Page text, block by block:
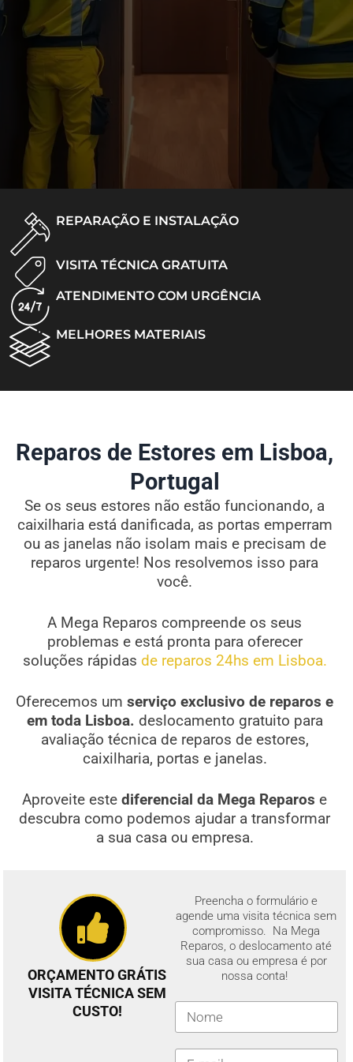
REPARAÇÃO E INSTALAÇÃO
VISITA TÉCNICA GRATUITA
ATENDIMENTO COM URGÊNCIA
MELHORES MATERIAIS
Reparos de Estores em Lisboa,
Portugal
Se os seus estores não estão funcionando, a
caixilharia está danificada, as portas emperram
ou as janelas não isolam mais e precisam de
reparos urgente! Nos resolvemos isso para
você.
A Mega Reparos compreende os seus
problemas e está pronta para oferecer
soluções rápidas de reparos 24hs em Lisboa.
Oferecemos um serviço exclusivo de reparos e
em toda Lisboa. deslocamento gratuito para
avaliação técnica de reparos de estores,
caixilharia, portas e janelas.
Aproveite estediferencial da Mega Reparos e
descubra como podemos ajudar a transformar
a sua casa ou empresa.
ORÇAMENTO GRÁTIS
VISITA TÉCNICA SEM
CUSTO!
Preencha o formulário e
agende uma visita técnica sem
compromisso. Na Mega
Reparos, o deslocamento até
sua casa ou empresa é por
nossa conta!